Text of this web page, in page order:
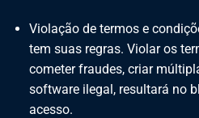
Violação de termos e
tem suas regras. Violar os
cometer fraudes, criar
software ilegal, resultará no
acesso.